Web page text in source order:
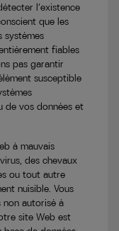
l’existence
que les
systèmes
fiables
pas garantir
susceptible
de vos données et
à mauvais
des chevaux
ou tout autre
nuisible. Vous
non autorisé à
site Web est